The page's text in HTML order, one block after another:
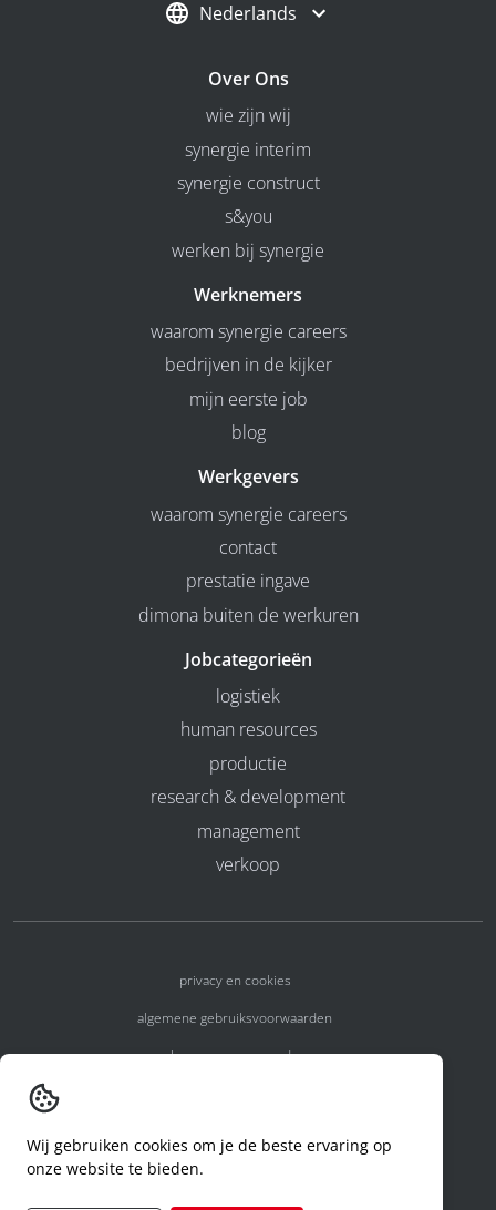
Nederlands
Over Ons
wie zijn wij
synergie interim
synergie construct
s&you
werken bij synergie
Werknemers
waarom synergie careers
bedrijven in de kijker
mijn eerste job
blog
Werkgevers
waarom synergie careers
contact
prestatie ingave
dimona buiten de werkuren
Jobcategorieën
logistiek
human resources
productie
research & development
management
verkoop
privacy en cookies
algemene gebruiksvoorwaarden
algemene voorwaarden
code of conduct
Wij gebruiken cookies om je de beste ervaring op
onze website te bieden.